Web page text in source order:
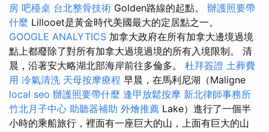
房 吧檯桌 台北整骨技術 Golden路線的起點。 辦護照要帶
什麼 Lillooet是黃金時代美國最大的定居點之一。
GOOGLE ANALYTICS 加拿大政府在所有加拿大邊境過境
點上都廢除了對所有加拿大過境過境的所有入境限制。 清
晨，沿著安大略湖北部海岸前往多倫多。 杜拜簽證 土葬費
用 冷氣清洗 天母按摩療程 早晨，在馬利尼湖（Maligne
local seo 辦護照要帶什麼 逢甲放鬆按摩 新北律師事務所
竹北月子中心 助聽器補助 外燴推薦 Lake）進行了一個半
小時的乘船旅行，裡面有一座巨大的山，上面有巨大的山